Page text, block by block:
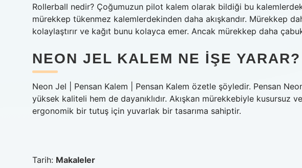
Rollerball nedir? Çoğumuzun pilot kalem olarak bildiği bu
mürekkep tükenmez kalemlerdekinden daha akışkandır. Mürekkep
kolaylaştırır ve kağıt bunu kolayca emer. Ancak mürekkep daha
NEON JEL KALEM NE IŞE YARAR?
Neon Jel | Pensan Kalem | Pensan Kalem özetle şöyledir. Pensan
yüksek kaliteli hem de dayanıklıdır. Akışkan mürekkebiyle kusursuz
ergonomik bir tutuş için yuvarlak bir tasarıma sahiptir.
Tarih: Makaleler